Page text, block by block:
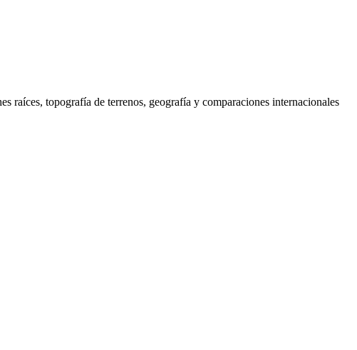
raíces, topografía de terrenos, geografía y comparaciones internacionales